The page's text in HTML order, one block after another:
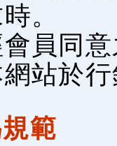
。
會員同
網站於
範